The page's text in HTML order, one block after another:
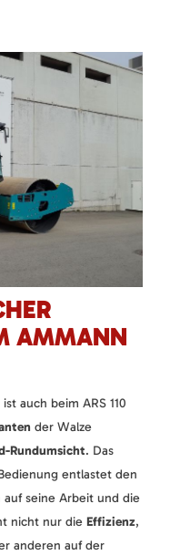
AMMANN
auch beim ARS 110
der Walze
Rundumsicht. Das
entlastet den
auf seine Arbeit und die
nicht nur die Effizienz,
anderen auf der